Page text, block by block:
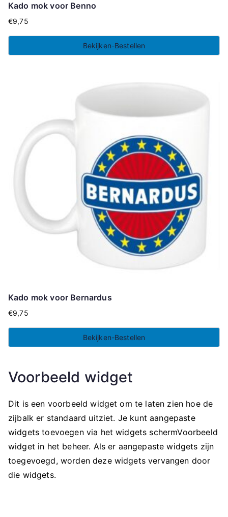
Kado mok voor Benno
€9,75
Bekijken-Bestellen
Kado mok voor Bernardus
€9,75
Bekijken-Bestellen
Voorbeeld widget
Dit is een voorbeeld widget om te laten zien hoe de
zijbalk er standaard uitziet. Je kunt aangepaste
widgets toevoegen via het widgets schermVoorbeeld
widget in het beheer. Als er aangepaste widgets zijn
toegevoegd, worden deze widgets vervangen door
die widgets.